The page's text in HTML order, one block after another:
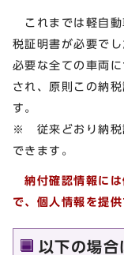
これまでは軽自動
税証明書が必要で
必要な全ての車両
され、原則この納
す。
※ 従来どおり納税
できます。
納付確認情報には
で、個人情報を提
以下の場